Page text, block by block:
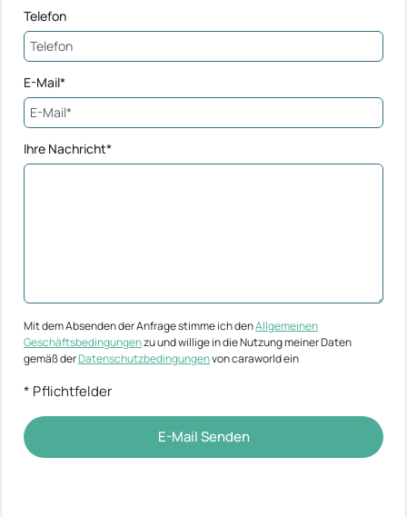
Telefon
E-Mail*
Ihre Nachricht*
Mit dem Absenden der Anfrage stimme ich denAllgemeinen
Geschäftsbedingungenzu und willige in die Nutzung meiner Daten
gemäß derDatenschutzbedingungenvon caraworld ein
* Pflichtfelder
E-Mail Senden